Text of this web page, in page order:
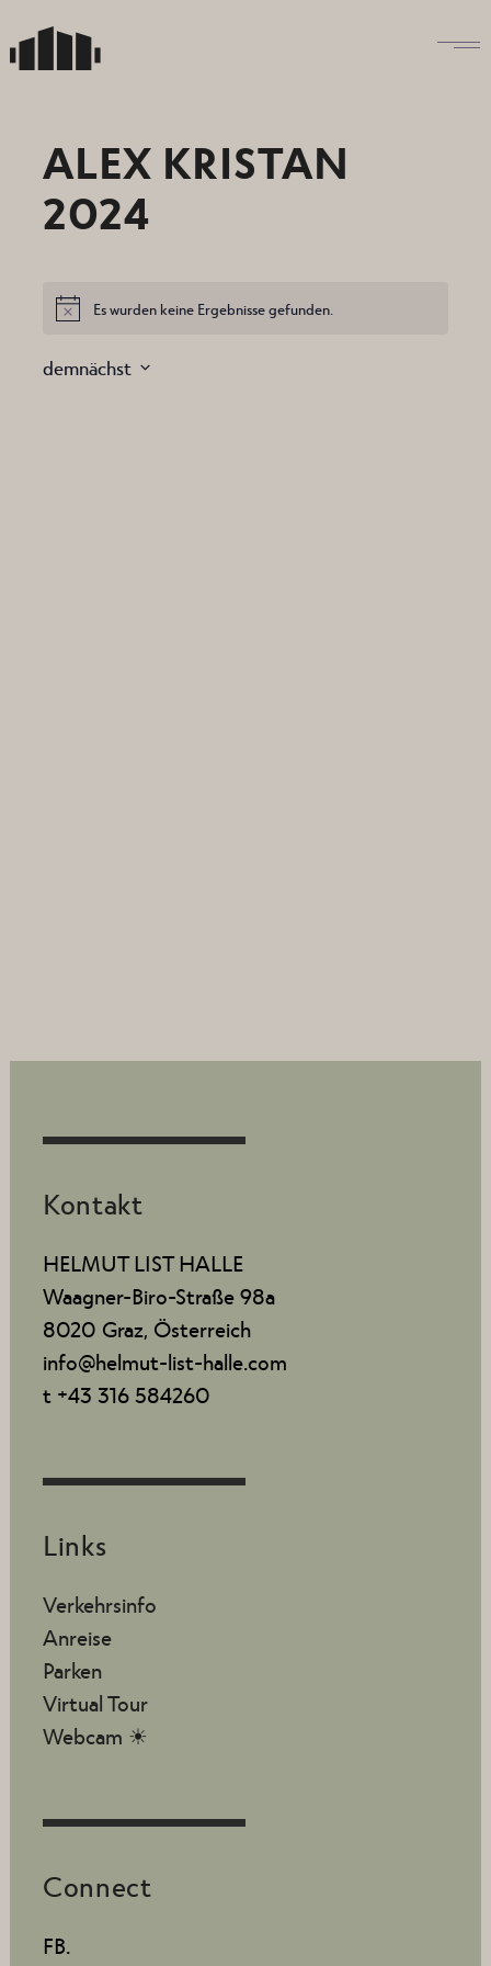
to
the
ALEX KRISTAN
2024
HinweisEs wurden keine Ergebnisse gefunden.
demnächst
Kontakt
HELMUT LIST HALLE
Waagner-Biro-Straße 98a
8020 Graz, Österreich
info@helmut-list-halle.com
t +43 316 584260
Links
Verkehrsinfo
Anreise
Parken
Virtual Tour
Webcam ☀
Connect
FB.